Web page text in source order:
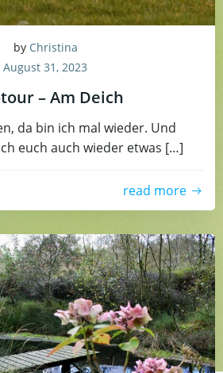
by Christina
August 31, 2023
– Am Deich
da bin ich mal wieder. Und
euch auch wieder etwas […]
read more